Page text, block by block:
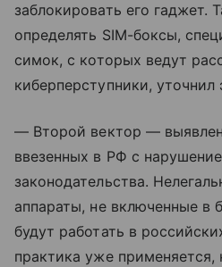
заблокировать его гаджет.
определять SIM-боксы,
симок, с которых ведут
киберперступники, уточнил
— Второй вектор —
ввезенных в РФ с
законодательства.
аппараты, не включенные в
будут работать в
практика уже